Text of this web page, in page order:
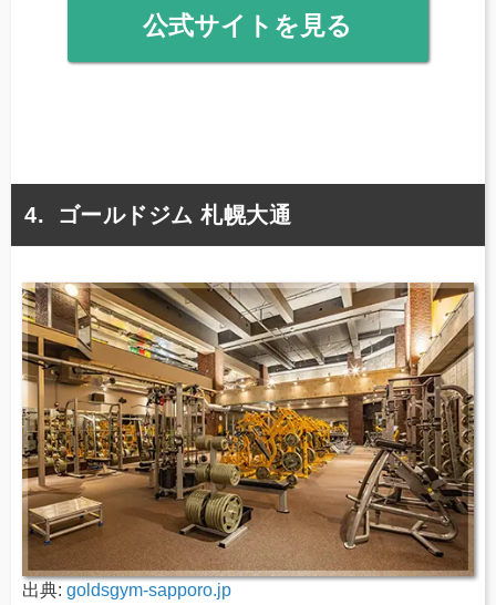
公式サイトを見る
ゴールドジム 札幌大通
出典: goldsgym-sapporo.jp